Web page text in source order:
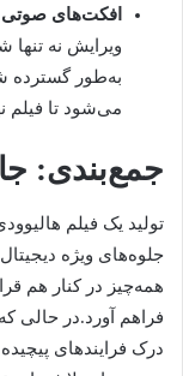
افکت‌های
ویرایش نه
به‌طور گسترده
می‌شود تا فیلم
جمع‌بندی:
تولید یک فیلم
جلوه‌های ویژه
همه‌چیز در کنار هم
فراهم آورد.در حالی
درک فرایندهای